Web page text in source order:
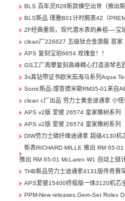
BLS 百年灵R28新款横空出世（推出
BLS新品 璞雅B01计时腕表42（
ZF经典重现，现代潜水表的鼻祖—-宝
clean厂226627 五级钛合金游艇 首家
APS 复刻宝珀6654 玫瑰金！！
GS工厂再攀复刻高峰精心打造浪琴
3s真钻带证书欧米茄海马系列Aqua
Sonic新品:理查德米勒RM35-01来自
clean c厂出品 劳力士黄金迪通拿 小
APS v2版 爱彼 26574 皇家橡树系列
APS v2版 爱彼 26574 皇家橡树系列
DIW劳力士碳纤维迪通拿 超级4130机
新表RICHARD MILLE 推出 RM 65-
推出 RM 65-01 McLaren W1 自动上链
THB新品劳力士迪通拿4131版传奇赛
APS爱彼15400终极版一体3120机芯
PPM-New releases.Gem-Set Rolex